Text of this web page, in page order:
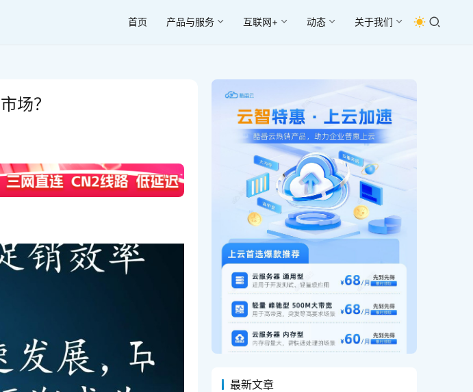
首页 产品与服务 互联网+ 动态 关于我们
场？
最新文章